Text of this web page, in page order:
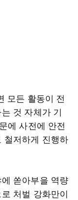
모든 활동이 전
것 자체가 기
에 사전에 안전
철저하게 진행하
쏟아부을 역량
처벌 강화만이